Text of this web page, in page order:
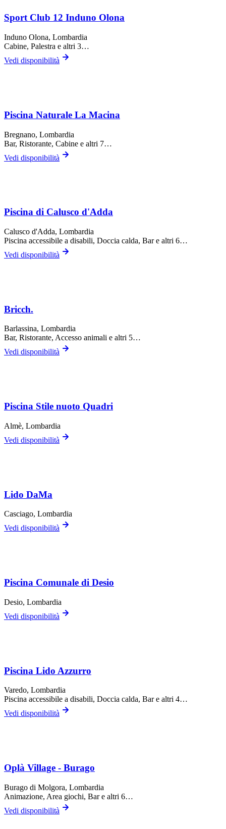
Sport Club 12 Induno Olona
Induno Olona, Lombardia
Cabine, Palestra e altri 3…
Vedi disponibilità
Piscina Naturale La Macina
Bregnano, Lombardia
Bar, Ristorante, Cabine e altri 7…
Vedi disponibilità
Piscina di Calusco d'Adda
Calusco d'Adda, Lombardia
Piscina accessibile a disabili, Doccia calda, Bare altri 6…
Vedi disponibilità
Bricch.
Barlassina, Lombardia
Bar, Ristorante, Accesso animali e altri 5…
Vedi disponibilità
Piscina Stile nuoto Quadri
Almè, Lombardia
Vedi disponibilità
Lido DaMa
Casciago, Lombardia
Vedi disponibilità
Piscina Comunale di Desio
Desio, Lombardia
Vedi disponibilità
Piscina Lido Azzurro
Varedo, Lombardia
Piscina accessibile a disabili, Doccia calda, Bare altri 4…
Vedi disponibilità
Oplà Village - Burago
Burago di Molgora, Lombardia
Animazione, Area giochi, Bare altri 6…
Vedi disponibilità